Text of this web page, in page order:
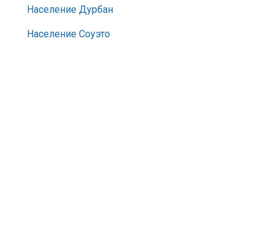
Население Дурбан
Население Соуэто